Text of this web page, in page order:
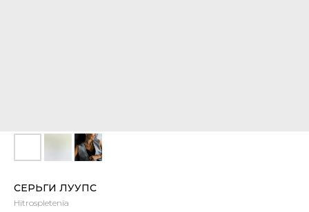
СЕРЬГИ ЛУУПС
Hitrospletenia